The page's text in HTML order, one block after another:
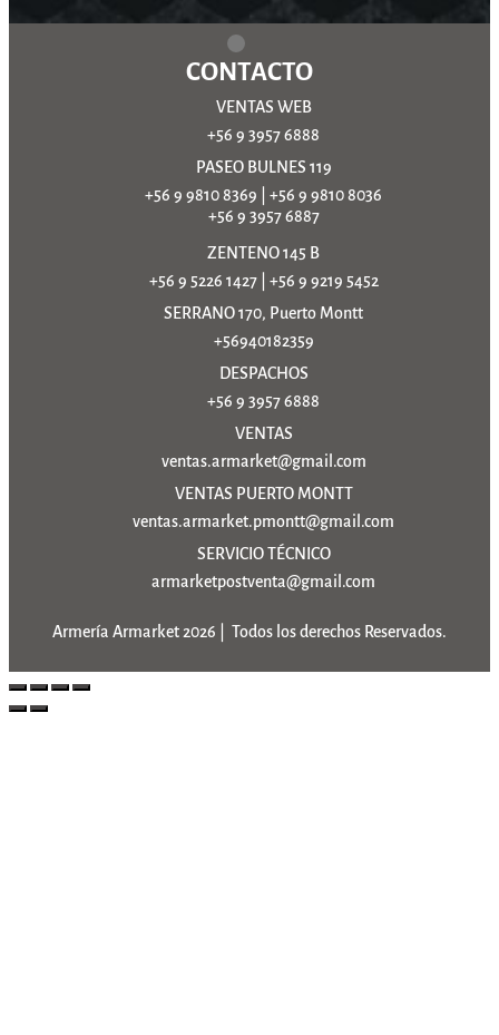
CONTACTO
VENTAS WEB
+56 9 3957 6888
PASEO BULNES 119
+56 9 9810 8369
+56 9 9810 8036
+56 9 3957 6887
ZENTENO 145 B
+56 9 5226 1427| +56 9 9219 5452
SERRANO 170, Puerto Montt
+56940182359
DESPACHOS
+56 9 3957 6888
VENTAS
ventas.armarket@gmail.com
VENTAS PUERTO MONTT
ventas.armarket.pmontt@gmail.com
SERVICIO TÉCNICO
armarketpostventa@gmail.com
Armería Armarket 2026 | Todos los derechos Reservados.